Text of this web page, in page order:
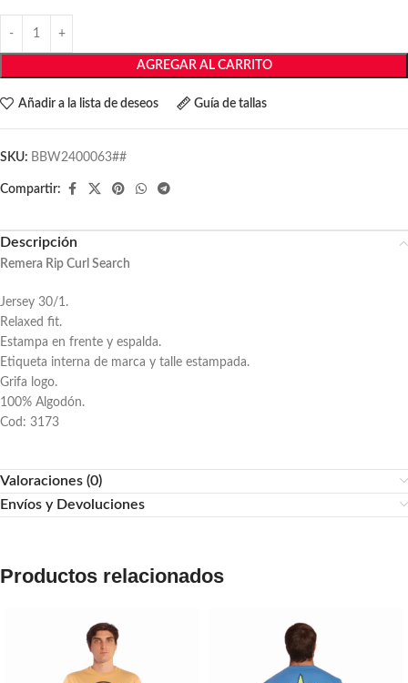
AGREGAR AL CARRITO
Añadir a la lista de deseos Guía de tallas
SKU: BBW2400063##
Compartir:
Descripción
Remera Rip Curl Search
Jersey 30/1.
Relaxed fit.
Estampa en frente y espalda.
Etiqueta interna de marca y talle estampada.
Grifa logo.
100% Algodón.
Cod: 3173
Valoraciones (0)
Envíos y Devoluciones
Productos relacionados